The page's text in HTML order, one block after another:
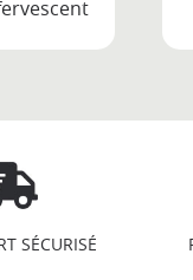
SÉCURISÉ